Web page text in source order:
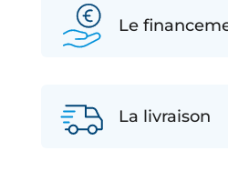
Le
La livraison